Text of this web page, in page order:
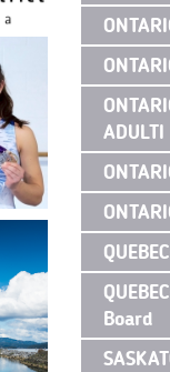
ADULTI
Board